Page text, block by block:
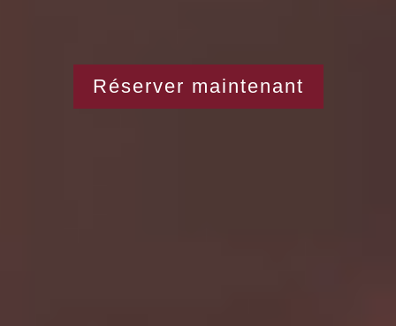
Réserver maintenant